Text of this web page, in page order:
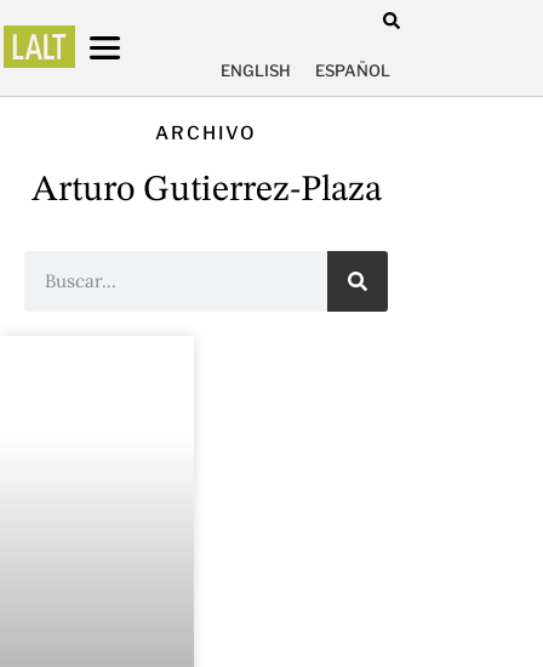
ENGLISH ESPAÑOL
ARCHIVO
Arturo Gutierrez-Plaza